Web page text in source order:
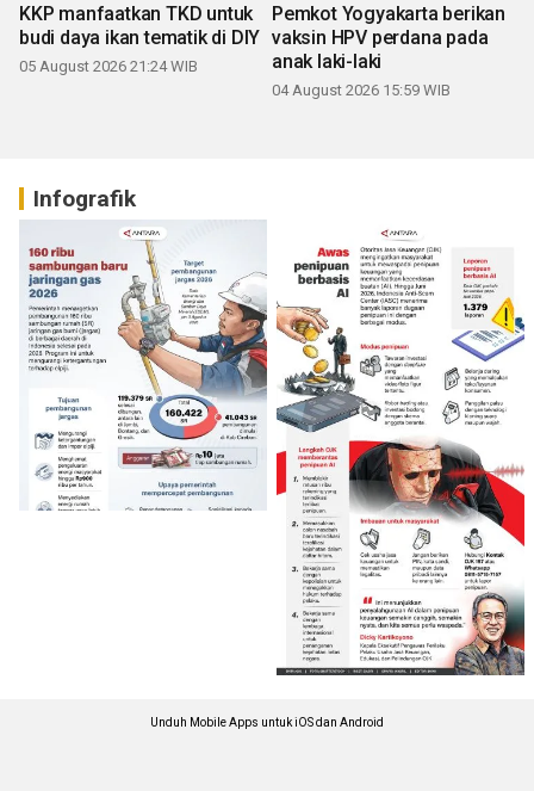
KKP manfaatkan TKD untuk
budi daya ikan tematik di DIY
05 August 2026 21:24 WIB
Pemkot Yogyakarta berikan
vaksin HPV perdana pada
anak laki-laki
04 August 2026 15:59 WIB
Infografik
Unduh Mobile Apps untuk iOS dan Android